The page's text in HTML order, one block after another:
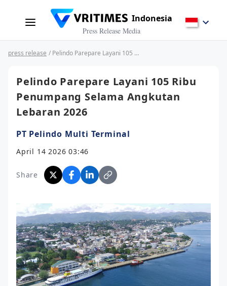
Indonesia
Press Release Media
press release / Pelindo Parepare Layani 105 Ribu Penumpang Selama Angkutan Lebaran 2026
Pelindo Parepare Layani 105 Ribu
Penumpang Selama Angkutan
Lebaran 2026
PT Pelindo Multi Terminal
April 14 2026 03:46
Share